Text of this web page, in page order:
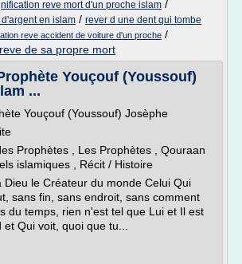
reve mort d'un proche islam /
en islam / rever d une dent qui tombe
reve accident de voiture d'un proche /
de sa propre mort
Youçouf (Youssouf)
...
Youçouf (Youssouf) Josèphe
Prophètes , Les Prophètes , Qouraan
islamiques , Récit / Histoire
Dieu le Créateur du monde Celui Qui
sans fin, sans endroit, sans comment
du temps, rien n'est tel que Lui et Il est
Qui voit, quoi que tu...